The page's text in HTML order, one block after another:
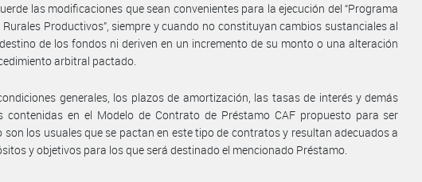
las modificaciones que sean convenientes para la ejecución del “Programa
Rurales Productivos”, siempre y cuando no constituyan cambios sustanciales al
de los fondos ni deriven en un incremento de su monto o una alteración
arbitral pactado.
generales, los plazos de amortización, las tasas de interés y demás
contenidas en el Modelo de Contrato de Préstamo CAF propuesto para ser
son los usuales que se pactan en este tipo de contratos y resultan adecuados a
y objetivos para los que será destinado el mencionado Préstamo.